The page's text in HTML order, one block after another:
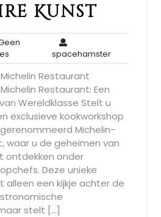
Kunst
Geen
reacties
spacehamster
Restaurant
Restaurant: Een
Wereldklasse Stelt u
exclusieve kookworkshop
Michelin-
waar u de geheimen van
ontdekken onder
Deze unieke
alleen een kijkje achter de
stelt […]